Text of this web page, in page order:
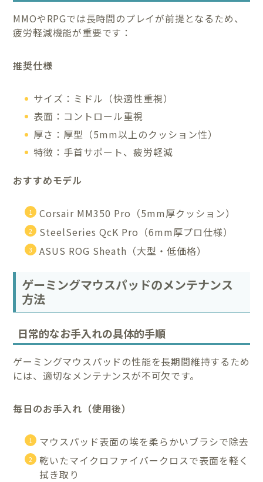
MMOやRPGでは長時間のプレイが前提となるため、
疲労軽減機能が重要です：
推奨仕様
サイズ：ミドル（快適性重視）
表面：コントロール重視
厚さ：厚型（5mm以上のクッション性）
特徴：手首サポート、疲労軽減
おすすめモデル
Corsair MM350 Pro（5mm厚クッション）
SteelSeries QcK Pro（6mm厚プロ仕様）
ASUS ROG Sheath（大型・低価格）
ゲーミングマウスパッドのメンテナンス
方法
日常的なお手入れの具体的手順
ゲーミングマウスパッドの性能を長期間維持するため
には、適切なメンテナンスが不可欠です。
毎日のお手入れ（使用後）
マウスパッド表面の埃を柔らかいブラシで除去
乾いたマイクロファイバークロスで表面を軽く
拭き取り